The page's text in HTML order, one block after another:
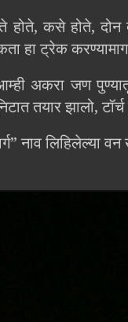
होते, कसे होते,
हा ट्रेक
अकरा जण
तयार झालो,
नाव लिहिलेल्या